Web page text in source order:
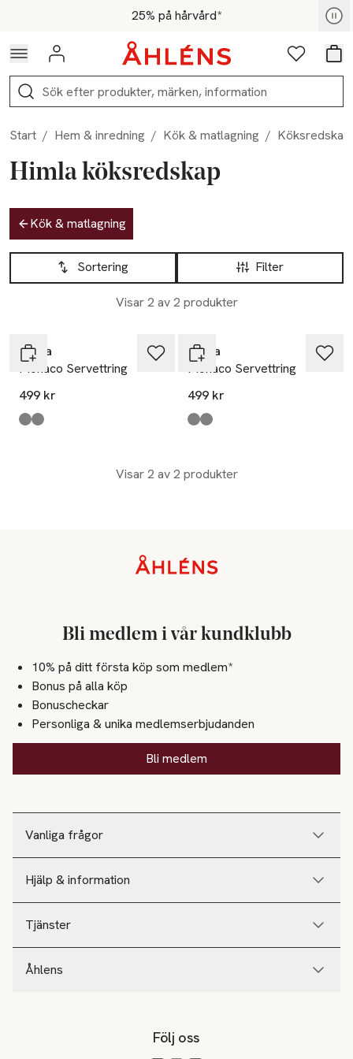
Hoppa till navigationsmenyn25% på hårvård*
För medlemmar - Shoppa nu
Logga in Favoriter
Sök
Start / Hem & inredning / Kök & matlagning / Köksredskap
Himla köksredskap
Hoppa till produktsidan
Kök & matlagning
Hoppa till produktsidan
Filter
Sortering
Visar 2 av 2 produkter
Lista över produkter
Himla
Monaco Servettring
499 kr
Produkten finns i färgerna:
Brass
Silver
Himla
Monaco Servettring
499 kr
Produkten finns i färgerna:
Silver
Brass
Visar 2 av 2 produkter
Vanliga frågor
Hjälp & information
Tjänster
Åhlens
Bli medlem i vår kundklubb
10% på ditt första köp som medlem*
Bonus på alla köp
Bonuscheckar
Personliga & unika medlemserbjudanden
Bli medlem
Följ oss